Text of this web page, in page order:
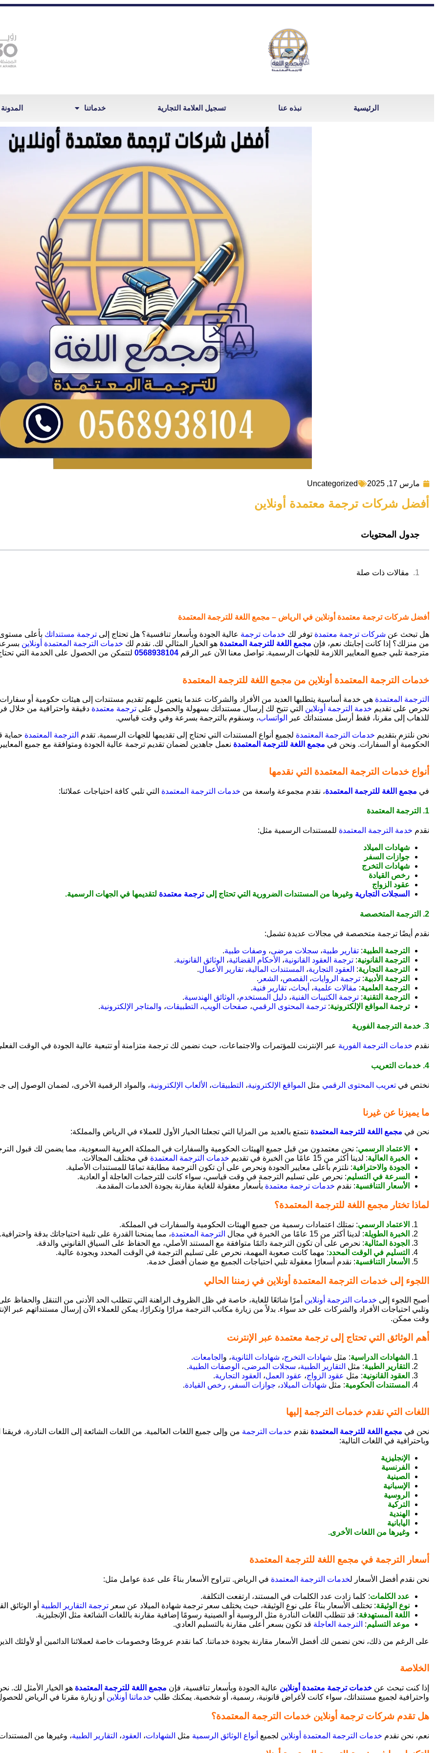
الرئيسية نبذه عنا تسجيل العلامة التجارية خدماتنا المدونة
مارس 17, 2025 Uncategorized
أفضل شركات ترجمة معتمدة أونلاين
جدول المحتويات
مقالات ذات صلة
أفضل شركات ترجمة معتمدة أونلاين في الرياض – مجمع اللغة للترجمة المعتمدة
هل تبحث عن شركات ترجمة معتمدة توفر لك خدمات ترجمة عالية الجودة وبأسعار تنافسية؟ هل تحتاج إلى ترجمة مستنداتك بأعلى
من منزلك؟ إذا كانت إجابتك نعم، فإن مجمع اللغة للترجمة المعتمدة هو الخيار المثالي لك. نقدم لك خدمات الترجمة المعتمدة أونلاين
مترجمة تلبي جميع المعايير اللازمة للجهات الرسمية. تواصل معنا الآن عبر الرقم 0568938104 لتتمكن من الحصول على الخدمة التي
خدمات الترجمة المعتمدة أونلاين من مجمع اللغة للترجمة المعتمدة
الترجمة المعتمدة هي خدمة أساسية يتطلبها العديد من الأفراد والشركات عندما يتعين عليهم تقديم مستندات إلى هيئات حكومية أو
نحرص على تقديم خدمة الترجمة أونلاين التي تتيح لك إرسال مستنداتك بسهولة والحصول على ترجمة معتمدة دقيقة واحترافية من خلال
للذهاب إلى مقرنا، فقط أرسل مستنداتك عبر
الواتساب، وسنقوم بالترجمة بسرعة وفي وقت قياسي.
نحن نلتزم بتقديم خدمات الترجمة المعتمدة لجميع أنواع المستندات التي تحتاج إلى تقديمها للجهات الرسمية. تقدم الترجمة المعتمدة حماية
الحكومية أو السفارات. ونحن في مجمع اللغة للترجمة المعتمدة نعمل جاهدين لضمان تقديم ترجمة عالية الجودة ومتوافقة مع جميع
أنواع خدمات الترجمة المعتمدة التي نقدمها
في مجمع اللغة للترجمة المعتمدة، نقدم مجموعة واسعة من خدمات الترجمة المعتمدة التي تلبي كافة احتياجات عملائنا:
1. الترجمة المعتمدة
نقدم خدمة الترجمة المعتمدة للمستندات الرسمية مثل:
شهادات الميلاد
جوازات السفر
شهادات التخرج
رخص القيادة
عقود الزواج
السجلات التجارية وغيرها من المستندات الضرورية التي تحتاج إلىترجمة معتمدة لتقديمها في الجهات الرسمية.
2. الترجمة المتخصصة
نقدم أيضًا ترجمة متخصصة في مجالات عديدة تشمل:
الترجمة الطبية: تقارير طبية، سجلات مرضى، وصفات طبية.
الترجمة القانونية: ترجمة العقود القانونية، الأحكام القضائية، الوثائق القانونية.
الترجمة التجارية: العقود التجارية، المستندات المالية، تقارير الأعمال.
الترجمة الأدبية: ترجمة الروايات، القصص، الشعر .
الترجمة العلمية: مقالات علمية، أبحاث، تقارير فنية.
الترجمة التقنية: ترجمة الكتيبات الفنية، دليل المستخدم، الوثائق الهندسية.
ترجمة المواقع الإلكترونية: ترجمة المحتوى الرقمي، صفحات الويب، التطبيقات، والمتاجر الإلكترونية.
3. خدمة الترجمة الفورية
نقدم خدمات الترجمة الفورية عبر الإنترنت للمؤتمرات والاجتماعات، حيث نضمن لك ترجمة متزامنة أو تتبعية عالية الجودة في الوقت
4. خدمات التعريب
نختص في تعريب المحتوى الرقمي مثل المواقع الإلكترونية، التطبيقات، الألعاب الإلكترونية، والمواد الرقمية الأخرى، لضمان الوصول إلى
ما يميزنا عن غيرنا
نحن في مجمع اللغة للترجمة المعتمدة نتمتع بالعديد من المزايا التي تجعلنا الخيار الأول للعملاء في الرياض والمملكة:
الاعتماد الرسمي: نحن معتمدون من قبل جميع الهيئات الحكومية والسفارات في المملكة العربية السعودية، مما يضمن لك قبول
الخبرة العالية: لدينا أكثر من 15 عامًا من الخبرة في تقديم خدمات الترجمة المعتمدة في مختلف المجالات.
الجودة والاحترافية: نلتزم بأعلى معايير الجودة ونحرص على أن تكون الترجمة مطابقة تمامًا للمستندات الأصلية.
السرعة في التسليم: نحرص على تسليم الترجمة في وقت قياسي، سواء كانت للترجمات العاجلة أو العادية.
الأسعار التنافسية: نقدم خدمات ترجمة معتمدة بأسعار معقولة للغاية مقارنة بجودة الخدمات المقدمة.
لماذا تختار مجمع اللغة للترجمة المعتمدة؟
الاعتماد الرسمي: نمتلك اعتمادات رسمية من جميع الهيئات الحكومية والسفارات في المملكة.
الخبرة الطويلة: لدينا أكثر من 15 عامًا من الخبرة في مجال الترجمة المعتمدة، مما يمنحنا القدرة على تلبية احتياجاتك بدقة واحترافية.
الجودة المثالية: نحرص على أن تكون الترجمة دائمًا متوافقة مع المستند الأصلي، مع الحفاظ على السياق القانوني والدقة.
التسليم في الوقت المحدد: مهما كانت صعوبة المهمة، نحرص على تسليم الترجمة في الوقت المحدد وبجودة عالية.
الأسعار التنافسية: نقدم أسعارًا معقولة تلبي احتياجات الجميع مع ضمان أفضل خدمة.
اللجوء إلى خدمات الترجمة المعتمدة أونلاين في زمننا الحالي
أصبح اللجوء إلى خدمات الترجمة أونلاين أمرًا شائعًا للغاية، خاصة في ظل الظروف الراهنة التي تتطلب الحد الأدنى من التنقل والحفاظ
وتلبي احتياجات الأفراد والشركات على حد سواء. بدلاً من زيارة مكاتب الترجمة مرارًا وتكرارًا، يمكن للعملاء الآن إرسال مستنداتهم عبر
وقت ممكن.
أهم الوثائق التي تحتاج إلى ترجمة معتمدة عبر الإنترنت
الشهادات الدراسية: مثل شهادات التخرج، شهادات الثانوية، و الجامعات.
التقارير الطبية: مثل التقارير الطبية، سجلات المرضى، الوصفات الطبية.
العقود القانونية: مثل عقود الزواج، عقود العمل، العقود التجارية.
المستندات الحكومية: مثل شهادات الميلاد، جوازات السفر ، رخص القيادة.
اللغات التي نقدم خدمات الترجمة إليها
نحن في مجمع اللغة للترجمة المعتمدة نقدم خدمات الترجمة من وإلى جميع اللغات العالمية. من اللغات الشائعة إلى اللغات النادرة،
وباحترافية في اللغات التالية:
الإنجليزية
الفرنسية
الصينية
الإسبانية
الروسية
التركية
الهندية
اليابانية
وغيرها من اللغات الأخرى.
أسعار الترجمة في مجمع اللغة للترجمة المعتمدة
نحن نقدم أفضل الأسعار لخدمات الترجمة المعتمدة في الرياض. تتراوح الأسعار بناءً على عدة عوامل مثل:
عدد الكلمات: كلما زادت عدد الكلمات في المستند، ارتفعت التكلفة.
نوع الوثيقة: تختلف الأسعار بناءً على نوع الوثيقة، حيث يختلف سعر ترجمة شهادة الميلاد عن سعر ترجمة التقارير الطبية أو الوثائق
اللغة المستهدفة: قد تتطلب اللغات النادرة مثل الروسية أو الصينية رسومًا إضافية مقارنة باللغات الشائعة مثل الإنجليزية.
موعد التسليم: الترجمة العاجلة قد تكون بسعر أعلى مقارنة بالتسليم العادي.
على الرغم من ذلك، نحن نضمن لك أفضل الأسعار مقارنة بجودة خدماتنا. كما نقدم عروضًا وخصومات خاصة لعملائنا الدائمين أو لأولئك
الخلاصة
إذا كنت تبحث عن خدمات ترجمة معتمدة أونلاين عالية الجودة وبأسعار تنافسية، فإن مجمع اللغة للترجمة المعتمدة هو الخيار الأمثل
واحترافية لجميع مستنداتك، سواء كانت لأغراض قانونية، رسمية، أو شخصية. يمكنك طلب خدماتنا أونلاين أو زيارة مقرنا في الرياض
هل تقدم شركات ترجمة أونلاين خدمات الترجمة المعتمدة؟
نعم، نحن نقدم خدمات الترجمة المعتمدة أونلاين لجميع أنواع الوثائق الرسمية مثل الشهادات، العقود، التقارير الطبية، وغيرها من